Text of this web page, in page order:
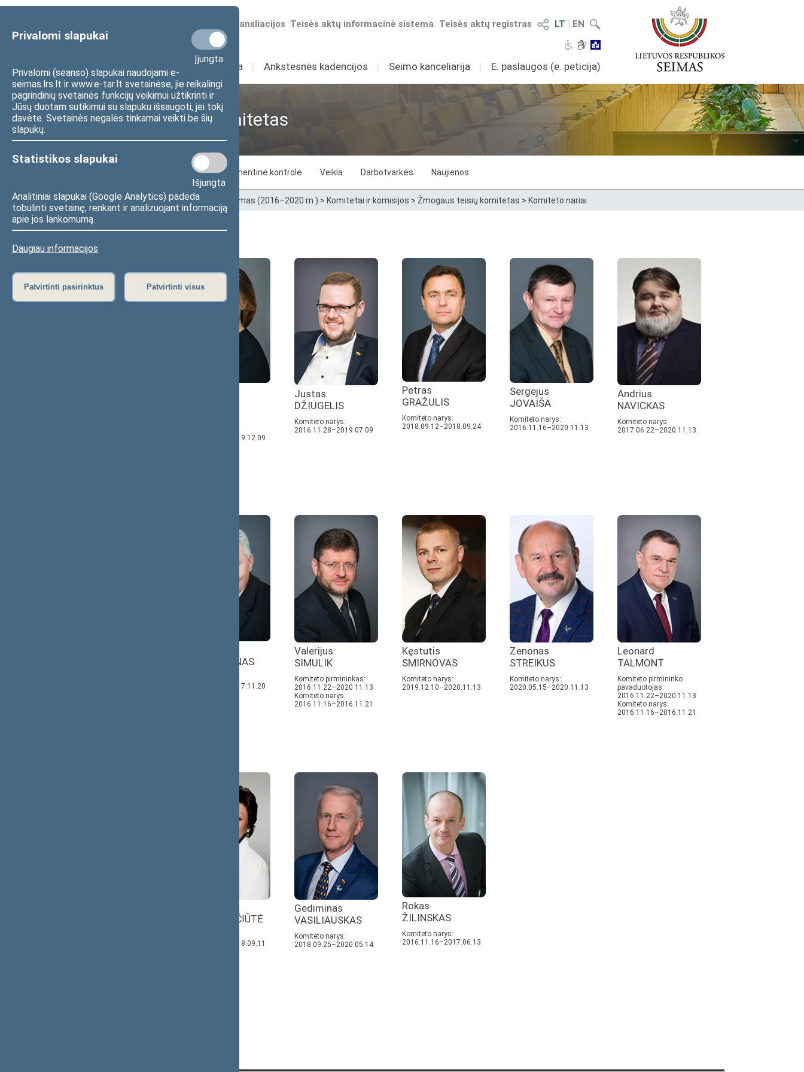
Privalomi slapukai
Įjungta
Privalomi (seanso) slapukai naudojami e-
seimas.lrs.lt ir www.e-tar.lt svetainėse, jie reikalingi
pagrindinių svetainės funkcijų veikimui užtikrinti ir
Jūsų duotam sutikimui su slapuku išsaugoti, jei tokį
davėte. Svetainės negalės tinkamai veikti be šių
slapukų.
Statistikos slapukai
Išjungta
Analitiniai slapukai (Google Analytics) padeda
tobulinti svetainę, renkant ir analizuojant informaciją
apie jos lankomumą.
Daugiau informacijos
Patvirtinti pasirinktus Patvirtinti visus
LT I EN
Teisės aktų registras
Teisės aktų informacinė sistema
Numatomos transliacijos
Sudėtis Veikla I Ankstesnės kadencijos I Seimo kanceliarija I E. paslaugos (e. peticija)
Žmogaus teisių komitetas
Posėdžiai Parlamentinė kontrolė Veikla Darbotvarkės Naujienos
Pradžia>Ankstesnės kadencijos XII Seimas (2016–2020 m.) > Komitetai ir komisijos > Žmogaus teisių komitetas > Komiteto nariai
2016.11.16–2019.12.09
Justas
DŽIUGELIS
Komiteto narys:
2016.11.28–2019.07.09
Petras
GRAŽULIS
Komiteto narys:
2018.09.12–2018.09.24
Sergejus
JOVAIŠA
Komiteto narys:
2016.11.16–2020.11.13
Andrius
NAVICKAS
Komiteto narys:
2017.06.22–2020.11.13
SALAMAKINAS
2016.11.16–2017.11.20
Valerijus
SIMULIK
Komiteto pirmininkas:
2016.11.22–2020.11.13
Komiteto narys:
2016.11.16–2016.11.21
Kęstutis
SMIRNOVAS
Komiteto narys:
2019.12.10–2020.11.13
Zenonas
STREIKUS
Komiteto narys:
2020.05.15–2020.11.13
Leonard
TALMONT
Komiteto pirmininko
pavaduotojas:
2016.11.22–2020.11.13
Komiteto narys:
2016.11.16–2016.11.21
VALIUKEVIČIŪTĖ
2018.03.12–2018.09.11
Gediminas
VASILIAUSKAS
Komiteto narys:
2018.09.25–2020.05.14
Rokas
ŽILINSKAS
Komiteto narys:
2016.11.16–2017.06.13